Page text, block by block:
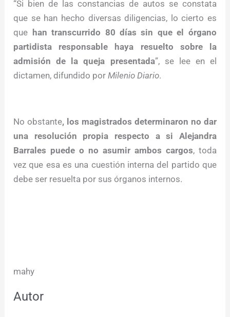
“Si bien de las constancias de autos se constata
que se han hecho diversas diligencias, lo cierto es
que han transcurrido 80 días sin que el órgano
partidista responsable haya resuelto sobre la
admisión de la queja presentada”, se lee en el
dictamen, difundido porMilenio Diario.
No obstante, los magistrados determinaron no dar
una resolución propia respecto a si Alejandra
Barrales puede o no asumir ambos cargos, toda
vez que esa es una cuestión interna del partido que
debe ser resuelta por sus órganos internos.
mahy
Autor